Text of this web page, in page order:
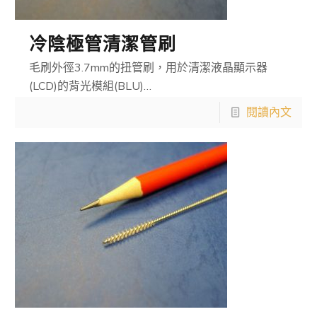
冷陰極管清潔管刷
毛刷外徑3.7mm的扭管刷，用於清潔液晶顯示器
(LCD)的背光模組(BLU)…
閱讀內文